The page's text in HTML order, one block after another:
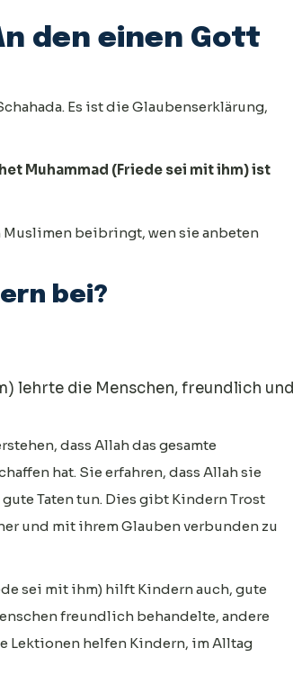
den einen Gott
Es ist die Glaubenserklärung,
Muhammad (Friede sei mit ihm) ist
Muslimen beibringt, wen sie anbeten
bei?
lehrte die Menschen, freundlich und
dass Allah das gesamte
hat. Sie erfahren, dass Allah sie
Taten tun. Dies gibt Kindern Trost
und mit ihrem Glauben verbunden zu
sei mit ihm) hilft Kindern auch, gute
freundlich behandelte, andere
Lektionen helfen Kindern, im Alltag